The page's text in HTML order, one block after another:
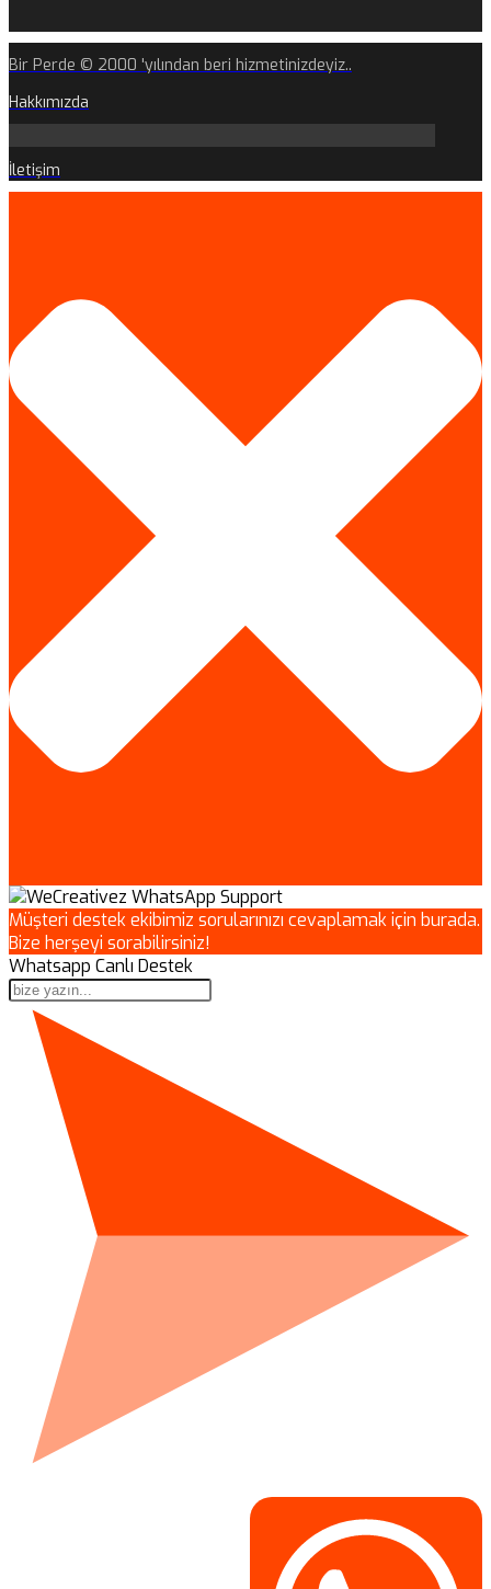
Bir Perde © 2000 'yılından beri hizmetinizdeyiz..
Hakkımızda
İletişim
Müşteri destek ekibimiz sorularınızı cevaplamak için burada.
Bize herşeyi sorabilirsiniz!
Whatsapp Canlı Destek